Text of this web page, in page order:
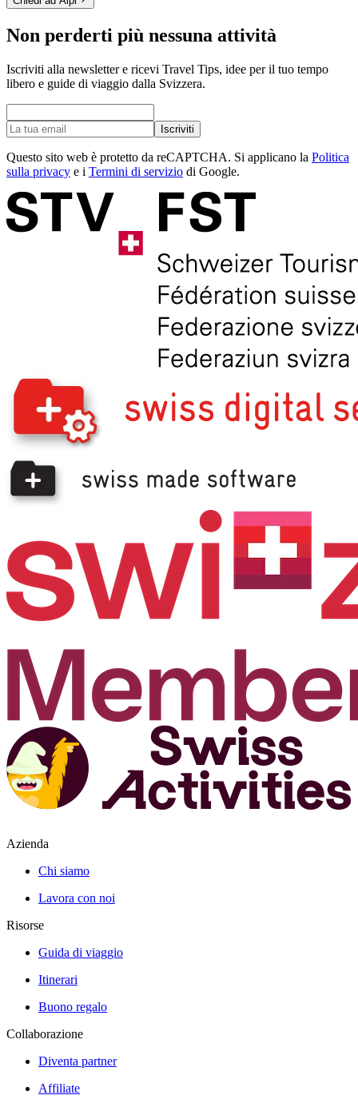
Non perderti più nessuna attività
Iscriviti alla newsletter e ricevi Travel Tips, idee per il tuo tempo
libero e guide di viaggio dalla Svizzera.
Iscriviti
Questo sito web è protetto da reCAPTCHA. Si applicano la Politica
sulla privacy e i Termini di servizio di Google.
Azienda
Chi siamo
Lavora con noi
Risorse
Guida di viaggio
Itinerari
Buono regalo
Collaborazione
Diventa partner
Affiliate